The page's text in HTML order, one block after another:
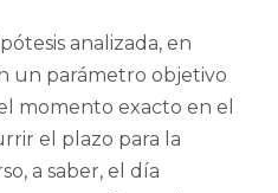
analizada, en
un parámetro objetivo
momento exacto en el
el plazo para la
a saber, el día